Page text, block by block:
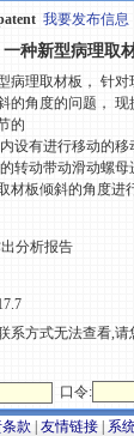
我要发布信息
种新型病理取
理取材板， 针
的角度的问题，
的
设有进行移动的
转动带动滑动螺
材板倾斜的角度
分析报告
系方式无法查看,请
口令:
款 友情链接 系